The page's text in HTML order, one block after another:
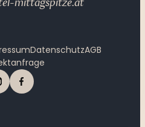
DatenschutzAGB